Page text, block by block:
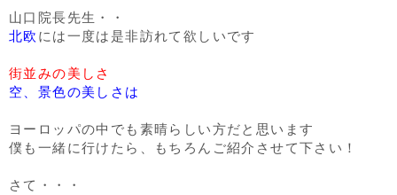
山口院長先生・・
北欧 には一度は是非訪れて欲しいです
街並みの美しさ
空、景色の美しさは
ヨーロッパの中でも素晴らしい方だと思います
僕も一緒に行けたら、もちろんご紹介させて下さい！
さて・・・